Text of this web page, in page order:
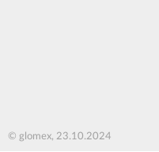
© glomex, 23.10.2024